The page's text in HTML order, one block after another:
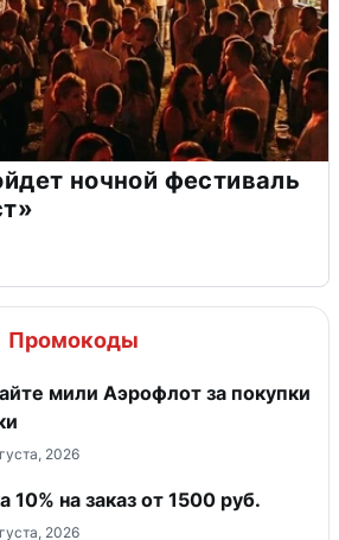
ночной фестиваль
Промокоды
мили Аэрофлот за покупки
2026
10% на заказ от 1500 руб.
2026